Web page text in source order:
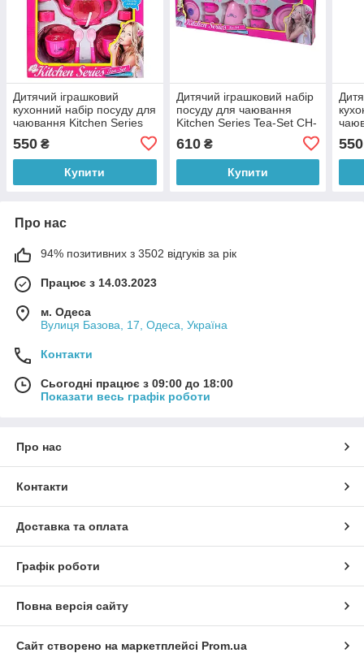
Дитячий іграшковий
кухонний набір посуду для
чаювання Kitchen Series
предметів (AHMD)
550 ₴
Купити
Дитячий іграшковий набір
посуду для чаювання
Kitchen Series Tea-Set CH-
08 18 предметів (AHMD)
610₴
Купити
550
Про нас
94% позитивних з 3502 відгуків за рік
Працює з 14.03.2023
м. Одеса
Вулиця Базова, 17, Одеса, Україна
Контакти
Сьогодні працює з 09:00 до 18:00
Показати весь графік роботи
Про нас
Контакти
Доставка та оплата
Графік роботи
Повна версія сайту
Сайт створено на маркетплейсі Prom.ua